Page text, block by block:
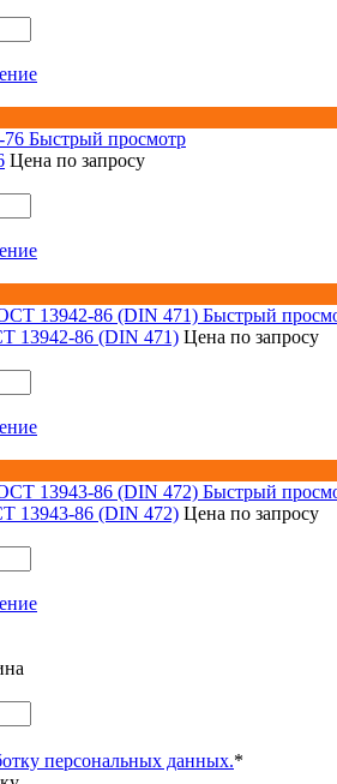
Быстрый просмотр
Цена по запросу
Быстрый
13942-86 (DIN 471) Цена по запросу
Быстрый
13943-86 (DIN 472) Цена по запросу
персональных данных.*